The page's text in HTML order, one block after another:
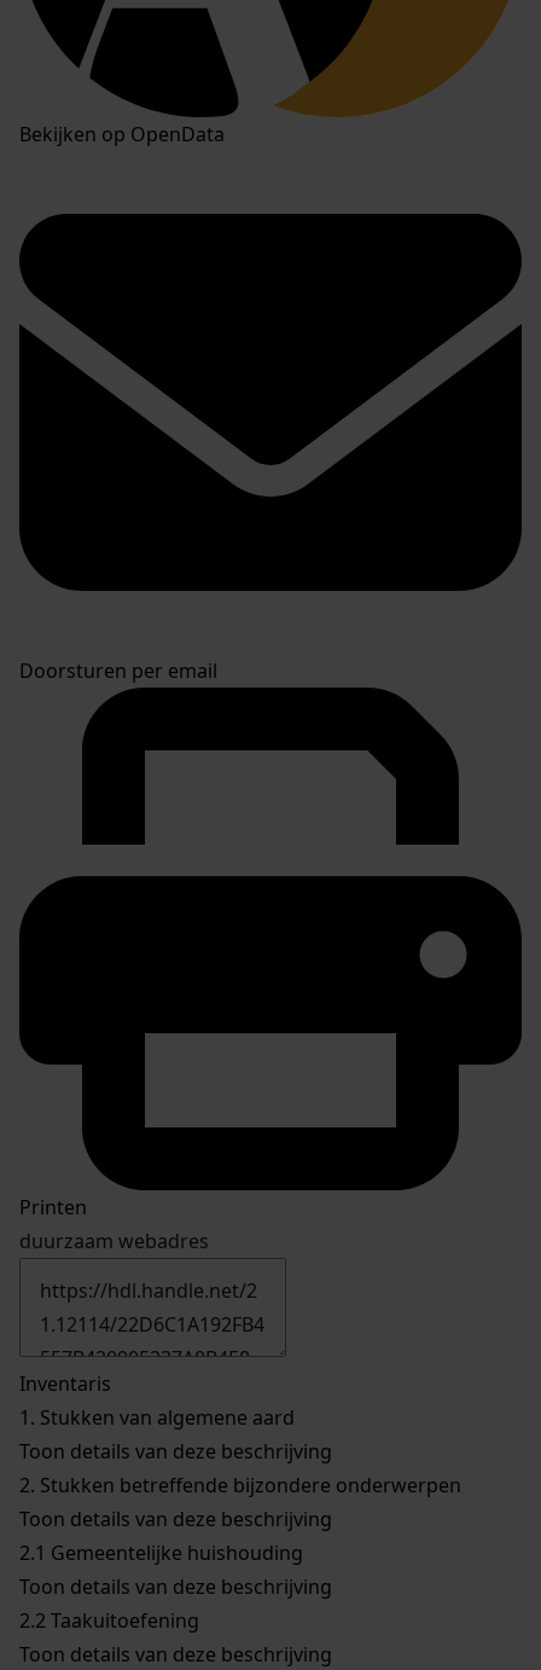
Bekijken op OpenData
Doorsturen per email
Printen
duurzaam webadres
Inventaris
1. Stukken van algemene aard
Toon details van deze beschrijving
2. Stukken betreffende bijzondere onderwerpen
Toon details van deze beschrijving
2.1 Gemeentelijke huishouding
Toon details van deze beschrijving
2.2 Taakuitoefening
Toon details van deze beschrijving